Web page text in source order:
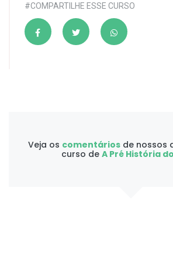
#COMPARTILHE ESSE CURSO
Veja os comentáriosde nossos
curso de A Pré História